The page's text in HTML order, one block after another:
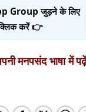
Group जुड़ने के लिए
करें 👉
मनपसंद भाषा में